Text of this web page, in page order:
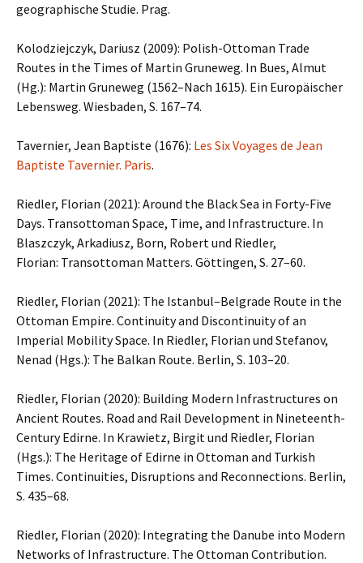
geographische Studie. Prag.
Kolodziejczyk, Dariusz (2009): Polish-Ottoman Trade
Routes in the Times of Martin Gruneweg. In Bues, Almut
(Hg.): Martin Gruneweg (1562–Nach 1615). Ein Europäischer
Lebensweg. Wiesbaden, S. 167–74.
Tavernier, Jean Baptiste (1676): Les Six Voyages de Jean
Baptiste Tavernier. Paris.
Riedler, Florian (2021): Around the Black Sea in Forty-Five
Days. Transottoman Space, Time, and Infrastructure. In
Blaszczyk, Arkadiusz, Born, Robert und Riedler,
Florian: Transottoman Matters. Göttingen, S. 27–60.
Riedler, Florian (2021): The Istanbul–Belgrade Route in the
Ottoman Empire. Continuity and Discontinuity of an
Imperial Mobility Space. In Riedler, Florian und Stefanov,
Nenad (Hgs.): The Balkan Route. Berlin, S. 103–20.
Riedler, Florian (2020): Building Modern Infrastructures on
Ancient Routes. Road and Rail Development in Nineteenth-
Century Edirne. In Krawietz, Birgit und Riedler, Florian
(Hgs.): The Heritage of Edirne in Ottoman and Turkish
Times. Continuities, Disruptions and Reconnections. Berlin,
S. 435–68.
Riedler, Florian (2020): Integrating the Danube into Modern
Networks of Infrastructure. The Ottoman Contribution.